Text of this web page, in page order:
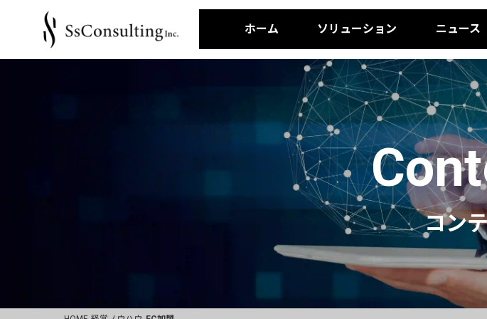
ホーム ソリューション ニュース
コン